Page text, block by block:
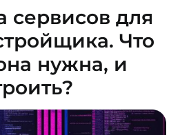
сервисов для
Что
нужна, и